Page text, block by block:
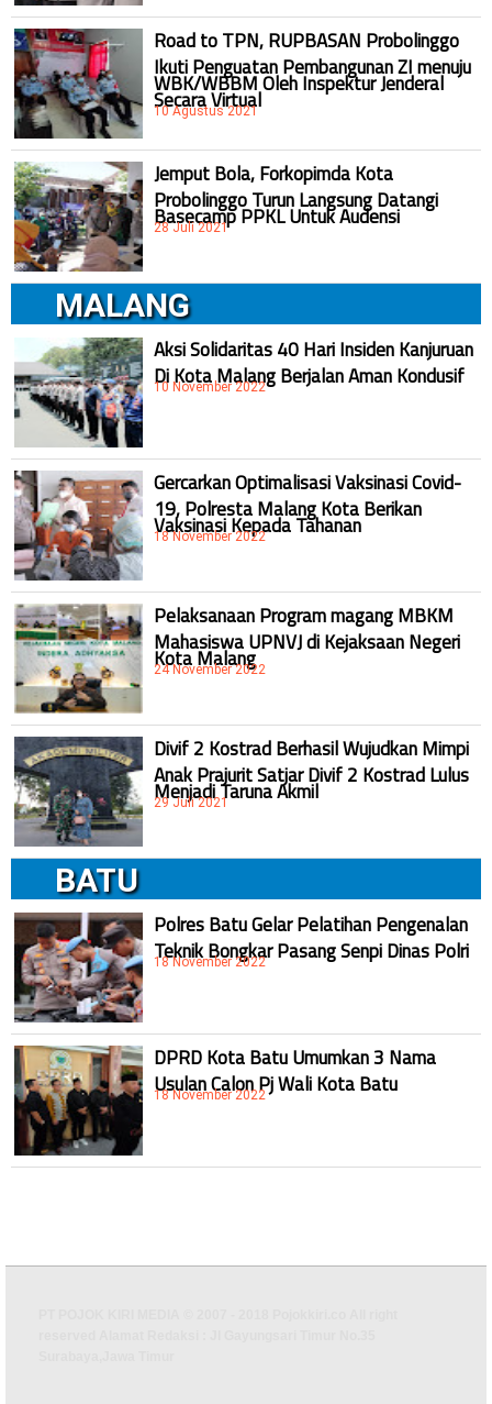
Road to TPN, RUPBASAN Probolinggo
Ikuti Penguatan Pembangunan ZI menuju
WBK/WBBM Oleh Inspektur Jenderal
Secara Virtual
10 Agustus 2021
Jemput Bola, Forkopimda Kota
Probolinggo Turun Langsung Datangi
Basecamp PPKL Untuk Audensi
28 Juli 2021
MALANG
Aksi Solidaritas 40 Hari Insiden Kanjuruan
Di Kota Malang Berjalan Aman Kondusif
10 November 2022
Gercarkan Optimalisasi Vaksinasi Covid-
19, Polresta Malang Kota Berikan
Vaksinasi Kepada Tahanan
18 November 2022
Pelaksanaan Program magang MBKM
Mahasiswa UPNVJ di Kejaksaan Negeri
Kota Malang
24 November 2022
Divif 2 Kostrad Berhasil Wujudkan Mimpi
Anak Prajurit Satjar Divif 2 Kostrad Lulus
Menjadi Taruna Akmil
29 Juli 2021
BATU
Polres Batu Gelar Pelatihan Pengenalan
Teknik Bongkar Pasang Senpi Dinas Polri
18 November 2022
DPRD Kota Batu Umumkan 3 Nama
Usulan Calon Pj Wali Kota Batu
18 November 2022